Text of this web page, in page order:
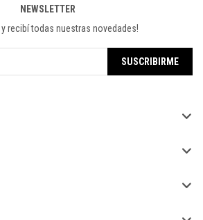
NEWSLETTER
y recibí todas nuestras novedades!
SUSCRIBIRME